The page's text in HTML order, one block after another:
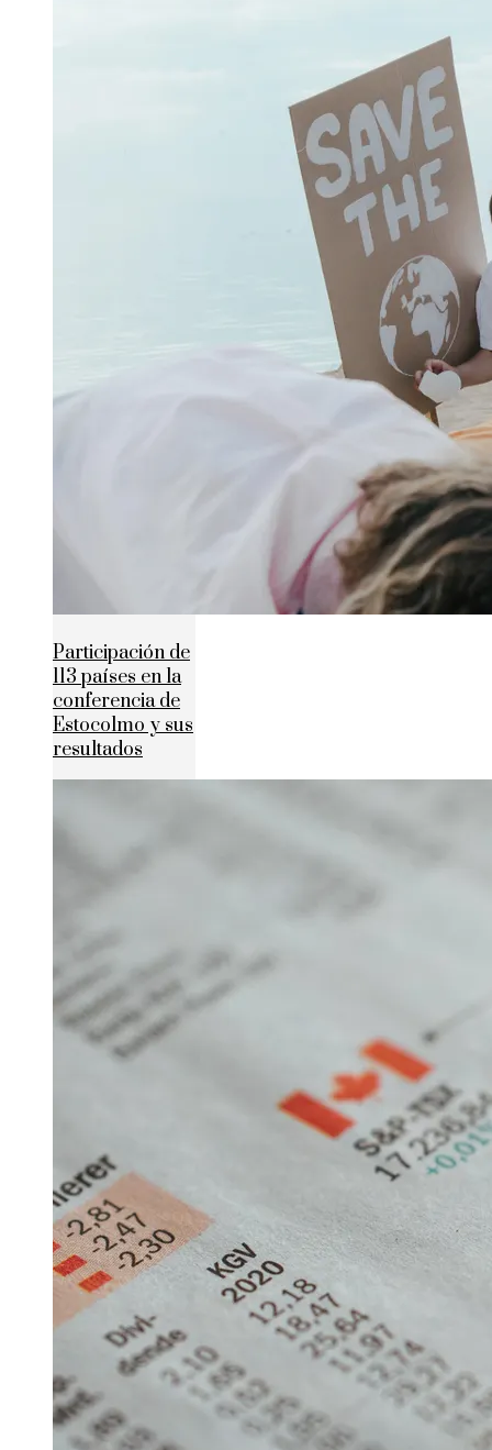
Participación de
113 países en la
conferencia de
Estocolmo y sus
resultados